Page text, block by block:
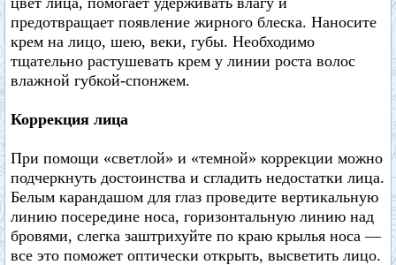
предотвращает появление жирного блеска. Наносите
крем на лицо, шею, веки, губы. Необходимо
тщательно растушевать крем у линии роста волос
влажной губкой-спонжем.
Коррекция лица
При помощи «светлой» и «темной» коррекции можно
подчеркнуть достоинства и сгладить недостатки лица.
Белым карандашом для глаз проведите вертикальную
линию посередине носа, горизонтальную линию над
бровями, слегка заштрихуйте по краю крылья носа —
все это поможет оптически открыть, высветить лицо.